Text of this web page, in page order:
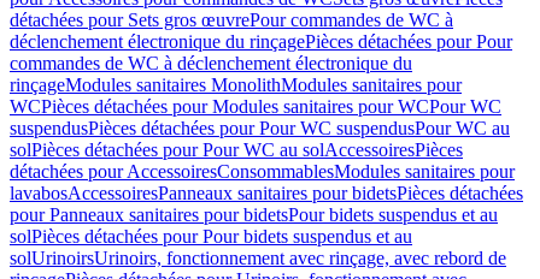
détachées pour Sets gros œuvrePour commandes de WC à
déclenchement électronique du rinçagePièces détachées pour Pour
commandes de WC à déclenchement électronique du
rinçageModules sanitaires MonolithModules sanitaires pour
WCPièces détachées pour Modules sanitaires pour WCPour WC
suspendusPièces détachées pour Pour WC suspendusPour WC au
solPièces détachées pour Pour WC au solAccessoiresPièces
détachées pour AccessoiresConsommablesModules sanitaires pour
lavabosAccessoiresPanneaux sanitaires pour bidetsPièces détachées
pour Panneaux sanitaires pour bidetsPour bidets suspendus et au
solPièces détachées pour Pour bidets suspendus et au
solUrinoirsUrinoirs, fonctionnement avec rinçage, avec rebord de